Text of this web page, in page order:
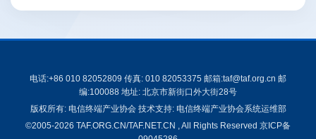
电话:+86 010 82052809 传真: 010 82053375 邮箱:taf@taf.org.cn 邮
编:100088 地址: 北京市新街口外大街28号
版权所有: 电信终端产业协会 技术支持: 电信终端产业协会系统运维部
©2005-2026 TAF.ORG.CN/TAF.NET.CN , All Rights Reserved 京ICP备